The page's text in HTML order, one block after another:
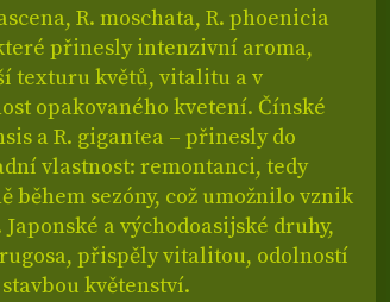
R. moschata, R. phoenicia
přinesly intenzivní aroma,
texturu květů, vitalitu a v
opakovaného kvetení. Čínské
a R. gigantea – přinesly do
vlastnost: remontanci, tedy
během sezóny, což umožnilo vznik
a východoasijské druhy,
přispěly vitalitou, odolností
květenství.